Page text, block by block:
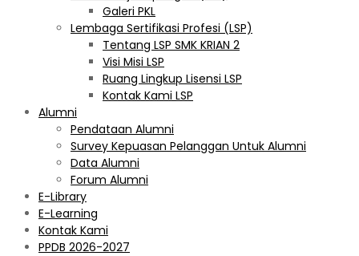
Galeri PKL
Lembaga Sertifikasi Profesi (LSP)
Tentang LSP SMK KRIAN 2
Visi Misi LSP
Ruang Lingkup Lisensi LSP
Kontak Kami LSP
Alumni
Pendataan Alumni
Survey Kepuasan Pelanggan Untuk Alumni
Data Alumni
Forum Alumni
E-Library
E-Learning
Kontak Kami
PPDB 2026-2027